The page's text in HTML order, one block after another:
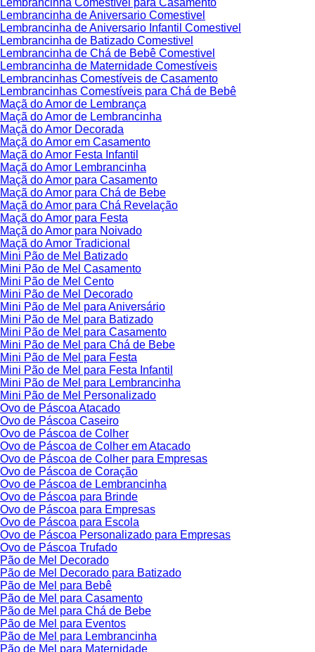
Lembrancinha de Aniversario Comestivel
Lembrancinha de Aniversario Infantil Comestivel
Lembrancinha de Batizado Comestivel
Lembrancinha de Chá de Bebê Comestivel
Lembrancinha de Maternidade Comestíveis
Lembrancinhas Comestíveis de Casamento
Lembrancinhas Comestíveis para Chá de Bebê
Maçã do Amor de Lembrança
Maçã do Amor de Lembrancinha
Maçã do Amor Decorada
Maçã do Amor em Casamento
Maçã do Amor Festa Infantil
Maçã do Amor Lembrancinha
Maçã do Amor para Casamento
Maçã do Amor para Chá de Bebe
Maçã do Amor para Chá Revelação
Maçã do Amor para Festa
Maçã do Amor para Noivado
Maçã do Amor Tradicional
Mini Pão de Mel Batizado
Mini Pão de Mel Casamento
Mini Pão de Mel Cento
Mini Pão de Mel Decorado
Mini Pão de Mel para Aniversário
Mini Pão de Mel para Batizado
Mini Pão de Mel para Casamento
Mini Pão de Mel para Chá de Bebe
Mini Pão de Mel para Festa
Mini Pão de Mel para Festa Infantil
Mini Pão de Mel para Lembrancinha
Mini Pão de Mel Personalizado
Ovo de Páscoa Atacado
Ovo de Páscoa Caseiro
Ovo de Páscoa de Colher
Ovo de Páscoa de Colher em Atacado
Ovo de Páscoa de Colher para Empresas
Ovo de Páscoa de Coração
Ovo de Páscoa de Lembrancinha
Ovo de Páscoa para Brinde
Ovo de Páscoa para Empresas
Ovo de Páscoa para Escola
Ovo de Páscoa Personalizado para Empresas
Ovo de Páscoa Trufado
Pão de Mel Decorado
Pão de Mel Decorado para Batizado
Pão de Mel para Bebê
Pão de Mel para Casamento
Pão de Mel para Chá de Bebe
Pão de Mel para Eventos
Pão de Mel para Lembrancinha
Pão de Mel para Maternidade